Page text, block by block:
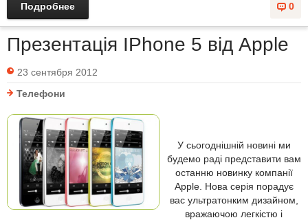
0
Подробнее
Презентація IPhone 5 від Apple
23 сентября 2012
Телефони
У сьогоднішнiй новині ми
будемо раді представити вам
останню новинку компанії
Apple. Нова серія порадує
вас ультратонким дизайном,
вражаючою легкістю і